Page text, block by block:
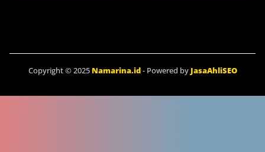
Copyright © 2025 Namarina.id- Powered by JasaAhliSEO